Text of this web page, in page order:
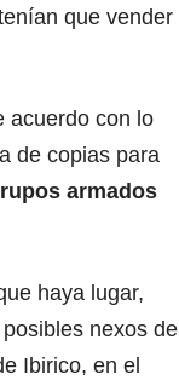
que vender
acuerdo con lo
de copias para
armados
haya lugar,
nexos de
Ibirico, en el